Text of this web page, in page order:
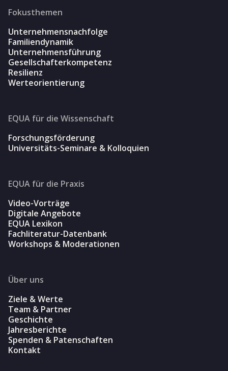
Fokusthemen
Unternehmensnachfolge
Familiendynamik
Unternehmensführung
Gesellschafterkompetenz
Resilienz
Werteorientierung
EQUA für die Wissenschaft
Forschungsförderung
Universitäts-Seminare & Kolloquien
EQUA für die Praxis
Video-Vorträge
Digitale Angebote
EQUA Lexikon
Fachliteratur-Datenbank
Workshops & Moderationen
Über uns
Ziele & Werte
Team & Partner
Geschichte
Jahresberichte
Spenden & Patenschaften
Kontakt